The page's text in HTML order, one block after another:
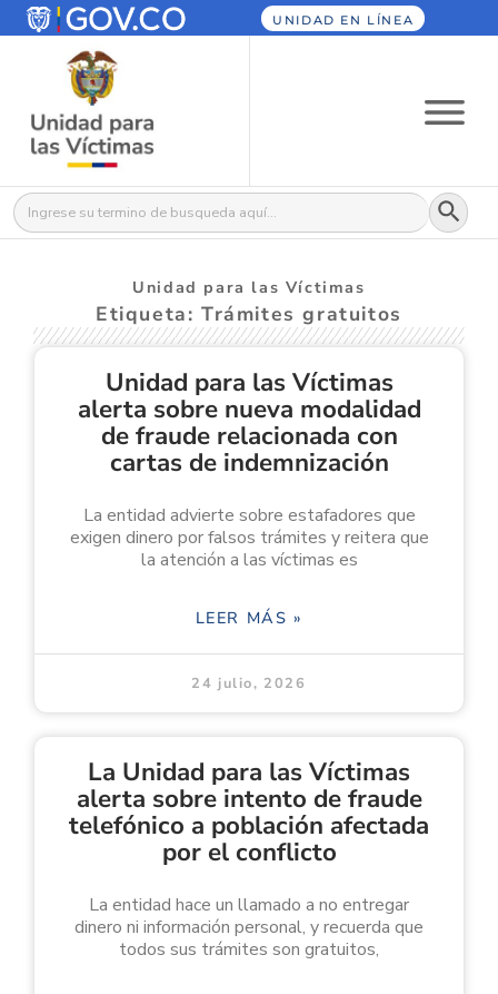
UNIDAD EN LÍNEA
Buscar: Botón
Unidad para las Víctimas
Etiqueta: Trámites gratuitos
Unidad para las Víctimas
alerta sobre nueva modalidad
de fraude relacionada con
cartas de indemnización
La entidad advierte sobre estafadores que
exigen dinero por falsos trámites y reitera que
la atención a las víctimas es
LEER MÁS »
24 julio, 2026
La Unidad para las Víctimas
alerta sobre intento de fraude
telefónico a población afectada
por el conflicto
La entidad hace un llamado a no entregar
dinero ni información personal, y recuerda que
todos sus trámites son gratuitos,